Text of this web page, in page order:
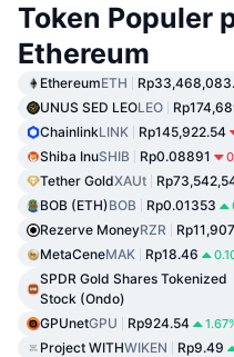
Token Populer
Ethereum
EthereumETH
UNUS SED LEOLEO
ChainlinkLINK Rp145,922.54
Shiba InuSHIB Rp0.08891
Tether GoldXAUt
BOB (ETH)BOB Rp0.01353
Rezerve MoneyRZR
MetaCeneMAK Rp18.46
SPDR Gold Shares Tokenized
Stock (Ondo)
GPUnetGPU Rp924.54
Project WITHWIKEN Rp9.49